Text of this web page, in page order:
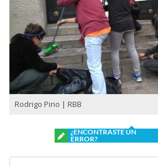
Rodrigo Pino | RBB
¿ENCONTRASTE UN
ERROR?